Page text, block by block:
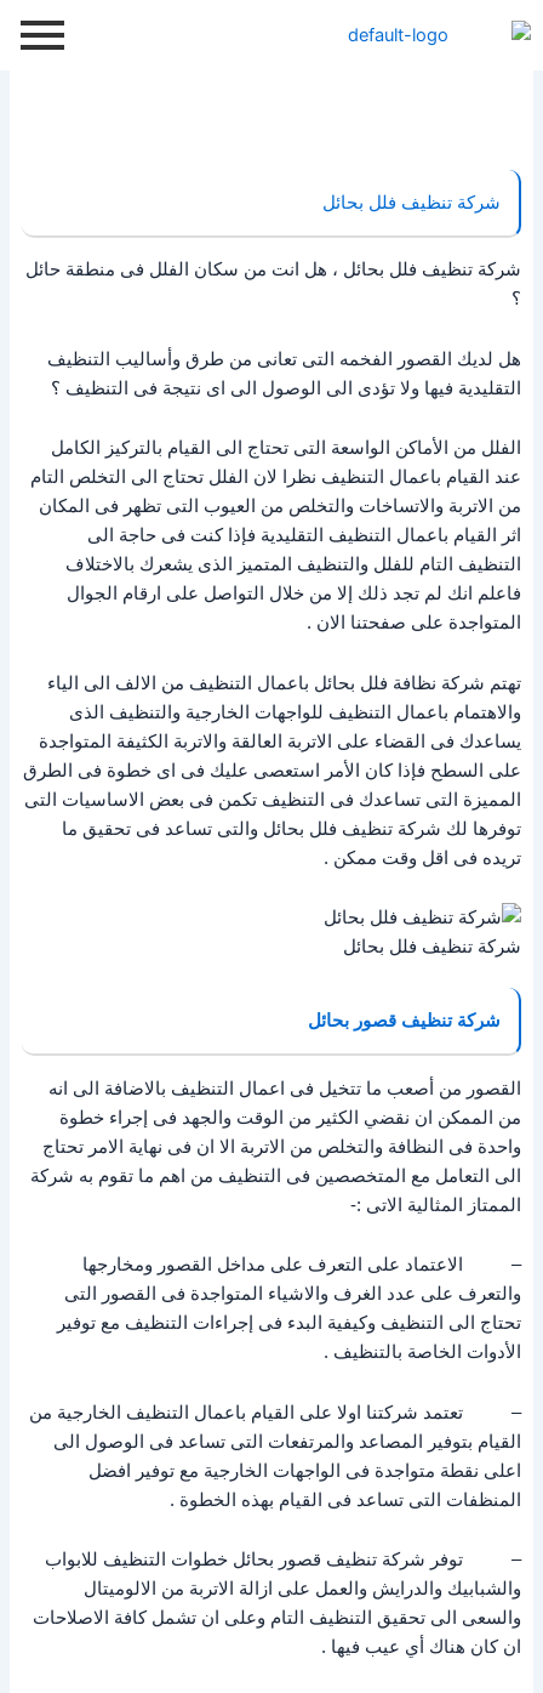
إلى
شركة تنظيف فلل بحائل
شركة تنظيف فلل بحائل ، هل انت من سكان الفلل فى منطقة حائل
؟
هل لديك القصور الفخمه التى تعانى من طرق وأساليب التنظيف
التقليدية فيها ولا تؤدى الى الوصول الى اى نتيجة فى التنظيف ؟
الفلل من الأماكن الواسعة التى تحتاج الى القيام بالتركيز الكامل
عند القيام باعمال التنظيف نظرا لان الفلل تحتاج الى التخلص التام
من الاتربة والاتساخات والتخلص من العيوب التى تظهر فى المكان
اثر القيام باعمال التنظيف التقليدية فإذا كنت فى حاجة الى
التنظيف التام للفلل والتنظيف المتميز الذى يشعرك بالاختلاف
فاعلم انك لم تجد ذلك إلا من خلال التواصل على ارقام الجوال
المتواجدة على صفحتنا الان .
تهتم شركة نظافة فلل بحائل باعمال التنظيف من الالف الى الياء
والاهتمام باعمال التنظيف للواجهات الخارجية والتنظيف الذى
يساعدك فى القضاء على الاتربة العالقة والاتربة الكثيفة المتواجدة
على السطح فإذا كان الأمر استعصى عليك فى اى خطوة فى الطرق
المميزة التى تساعدك فى التنظيف تكمن فى بعض الاساسيات التى
توفرها لك شركة تنظيف فلل بحائل والتى تساعد فى تحقيق ما
تريده فى اقل وقت ممكن .
شركة تنظيف فلل بحائل
شركة تنظيف قصور بحائل
القصور من أصعب ما تتخيل فى اعمال التنظيف بالاضافة الى انه
من الممكن ان نقضي الكثير من الوقت والجهد فى إجراء خطوة
واحدة فى النظافة والتخلص من الاتربة الا ان فى نهاية الامر تحتاج
الى التعامل مع المتخصصين فى التنظيف من اهم ما تقوم به شركة
الممتاز المثالية الاتى :-
– الاعتماد على التعرف على مداخل القصور ومخارجها
والتعرف على عدد الغرف والاشياء المتواجدة فى القصور التى
تحتاج الى التنظيف وكيفية البدء فى إجراءات التنظيف مع توفير
الأدوات الخاصة بالتنظيف .
– تعتمد شركتنا اولا على القيام باعمال التنظيف الخارجية من
القيام بتوفير المصاعد والمرتفعات التى تساعد فى الوصول الى
اعلى نقطة متواجدة فى الواجهات الخارجية مع توفير افضل
المنظفات التى تساعد فى القيام بهذه الخطوة .
– توفر شركة تنظيف قصور بحائل خطوات التنظيف للابواب
والشبابيك والدرايش والعمل على ازالة الاتربة من الالوميتال
والسعى الى تحقيق التنظيف التام وعلى ان تشمل كافة الاصلاحات
ان كان هناك أي عيب فيها .